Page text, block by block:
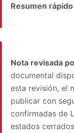
Resumen rápido
Nota revisada
documental
esta revisión, el
publicar con
confirmadas de
estados